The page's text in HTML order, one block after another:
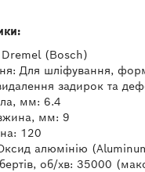
(Bosch)
Для шліфування,
задирок та
мм: 6.4
мм: 9
120
алюмінію
об/хв: 35000